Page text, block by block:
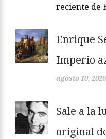
reciente de
Enrique
Imperio
agosto 10, 2026
Sale a la
original